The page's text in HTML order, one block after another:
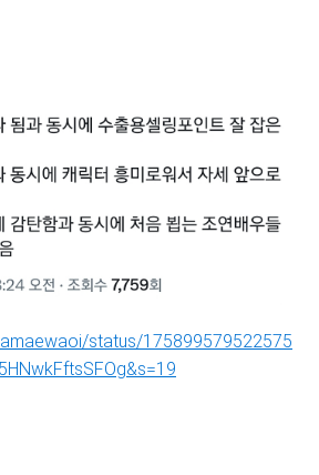
status/175899579522575